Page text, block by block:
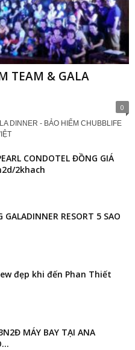
TEAM & GALA
0
DINNER - BẢO HIỂM CHUBBLIFE
CONDOTEL ĐỒNG GIÁ
2khach
GALADINNER RESORT 5 SAO
đẹp khi đến Phan Thiết
MÁY BAY TẠI ANA